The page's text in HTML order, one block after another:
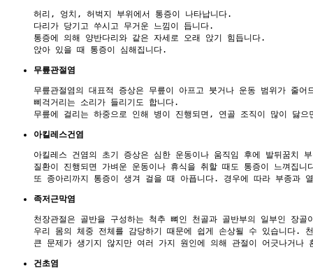
허리, 엉치, 허벅지 부위에서 통증이 나타납니다.
다리가 당기고 쑤시고 무거운 느낌이 듭니다.
통증에 의해 양반다리와 같은 자세로 오래 앉기 힘듭니다.
무릎관절염
무릎관절염의 대표적 증상은 무릎이 아프고 붓거나 운동 범위가 줄어
삐걱거리는 소리가 들리기도 합니다.
아킬레스건염
아킬레스 건염의 초기 증상은 심한 운동이나 움직임 후에 발뒤꿈치
질환이 진행되면 가벼운 운동이나 휴식을 취할 때도 통증이 느껴집니
족저근막염
천장관절은 골반을 구성하는 척추 뼈인 천골과 골반부의 일부인 장
우리 몸의 체중 전체를 감당하기 때문에 쉽게 손상될 수 있습니다.
건초염